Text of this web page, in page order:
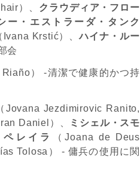
）、 クラウディア・フロー
ー・エストラーダ・タンク
Ivana Krstić）、ハイナ・ルー
会
） -清潔で健康的かつ持
（ Jovana Jezdimirovic Ranito,
Daniel ）、
ミシェル・スモ
レイラ （Joana de Deus
Tolosa ） - 傭兵の使用に関